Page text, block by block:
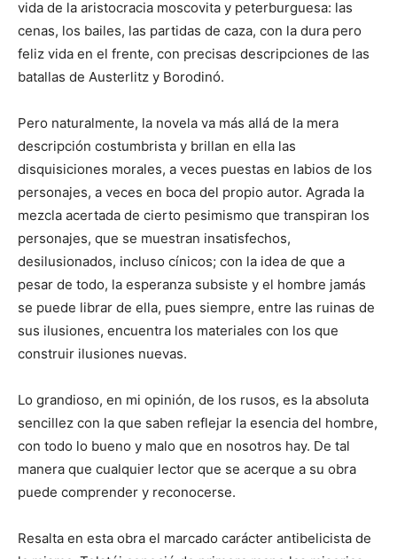
vida de la aristocracia moscovita y peterburguesa: las
cenas, los bailes, las partidas de caza, con la dura pero
feliz vida en el frente, con precisas descripciones de las
batallas de Austerlitz y Borodinó.
Pero naturalmente, la novela va más allá de la mera
descripción costumbrista y brillan en ella las
disquisiciones morales, a veces puestas en labios de los
personajes, a veces en boca del propio autor. Agrada la
mezcla acertada de cierto pesimismo que transpiran los
personajes, que se muestran insatisfechos,
desilusionados, incluso cínicos; con la idea de que a
pesar de todo, la esperanza subsiste y el hombre jamás
se puede librar de ella, pues siempre, entre las ruinas de
sus ilusiones, encuentra los materiales con los que
construir ilusiones nuevas.
Lo grandioso, en mi opinión, de los rusos, es la absoluta
sencillez con la que saben reflejar la esencia del hombre,
con todo lo bueno y malo que en nosotros hay. De tal
manera que cualquier lector que se acerque a su obra
puede comprender y reconocerse.
Resalta en esta obra el marcado carácter antibelicista de